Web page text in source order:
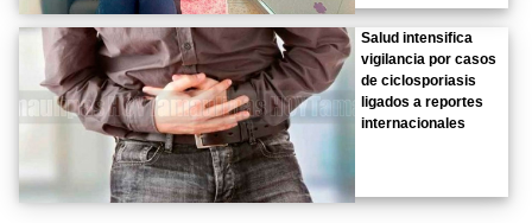
Salud intensifica
vigilancia por casos
de ciclosporiasis
ligados a reportes
internacionales